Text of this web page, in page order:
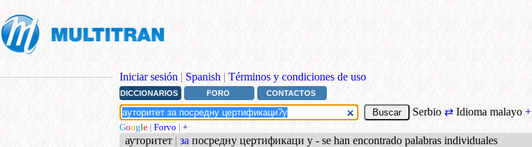
Iniciar sesión | Spanish | Términos y condiciones de uso
DICCIONARIOS FORO CONTACTOS
Serbio⇄ Idioma malayo+
Google | Forvo | +
ауторитет | за посредну цертификаци у - se han encontrado palabras individuales